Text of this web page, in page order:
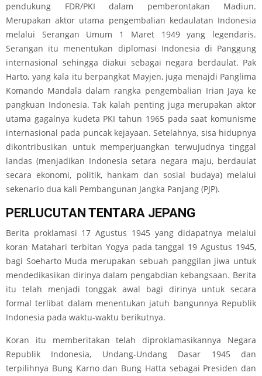
pendukung FDR/PKI dalam pemberontakan Madiun.
Merupakan aktor utama pengembalian kedaulatan Indonesia
melalui Serangan Umum 1 Maret 1949 yang legendaris.
Serangan itu menentukan diplomasi Indonesia di Panggung
internasional sehingga diakui sebagai negara berdaulat. Pak
Harto, yang kala itu berpangkat Mayjen, juga menajdi Panglima
Komando Mandala dalam rangka pengembalian Irian Jaya ke
pangkuan Indonesia. Tak kalah penting juga merupakan aktor
utama gagalnya kudeta PKI tahun 1965 pada saat komunisme
internasional pada puncak kejayaan. Setelahnya, sisa hidupnya
dikontribusikan untuk memperjuangkan terwujudnya tinggal
landas (menjadikan Indonesia setara negara maju, berdaulat
secara ekonomi, politik, hankam dan sosial budaya) melalui
sekenario dua kali Pembangunan Jangka Panjang (PJP).
PERLUCUTAN TENTARA JEPANG
Berita proklamasi 17 Agustus 1945 yang didapatnya melalui
koran Matahari terbitan Yogya pada tanggal 19 Agustus 1945,
bagi Soeharto Muda merupakan sebuah panggilan jiwa untuk
mendedikasikan dirinya dalam pengabdian kebangsaan. Berita
itu telah menjadi tonggak awal bagi dirinya untuk secara
formal terlibat dalam menentukan jatuh bangunnya Republik
Indonesia pada waktu-waktu berikutnya.
Koran itu memberitakan telah diproklamasikannya Negara
Republik Indonesia, Undang-Undang Dasar 1945 dan
terpilihnya Bung Karno dan Bung Hatta sebagai Presiden dan